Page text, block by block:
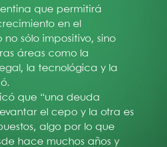
que permitirá
en el
no sólo impositivo, sino
áreas como la
la tecnológica y la
que “una deuda
el cepo y la otra es
algo por lo que
hace muchos años y